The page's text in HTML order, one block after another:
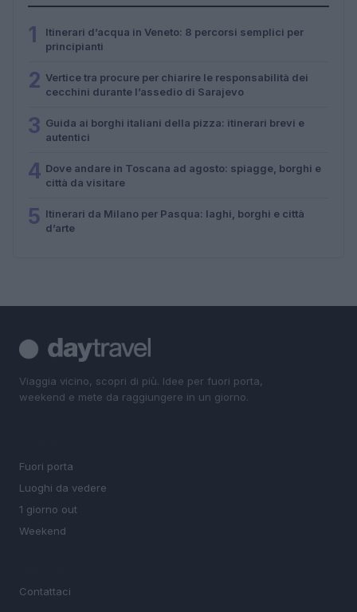
1
Itinerari d’acqua in Veneto: 8 percorsi semplici per
principianti
2 Vertice tra procure per chiarire le responsabilità dei
cecchini durante l’assedio di Sarajevo
3 Guida ai borghi italiani della pizza: itinerari brevi e
autentici
4 Dove andare in Toscana ad agosto: spiagge, borghi e
città da visitare
5 Itinerari da Milano per Pasqua: laghi, borghi e città
d’arte
Viaggia vicino, scopri di più. Idee per fuori porta,
weekend e mete da raggiungere in un giorno.
Fuori porta
Luoghi da vedere
1 giorno out
Weekend
Contattaci